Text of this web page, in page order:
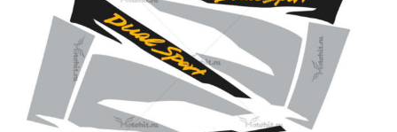
несколько
вариаций.
Опции
можно
выбрать
на